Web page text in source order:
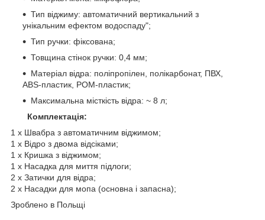
Тип віджиму: автоматичний вертикальний з
унікальним ефектом водоспаду";
Тип ручки: фіксована;
Товщина стінок ручки: 0,4 мм;
Матеріал відра: поліпропілен, полікарбонат, ПВХ,
ABS-пластик, POM-пластик;
Максимальна місткість відра: ~ 8 л;
Комплектація:
1 x Швабра з автоматичним віджимом;
1 x Відро з двома відсіками;
1 x Кришка з віджимом;
1 х Насадка для миття підлоги;
2 x Затички для відра;
2 x Насадки для мопа (основна і запасна);
Зроблено в Польщі